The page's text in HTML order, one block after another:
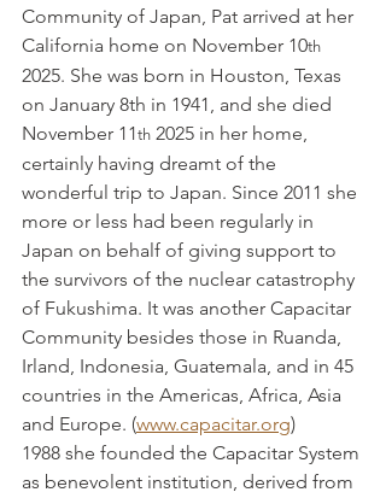
Community of Japan, Pat arrived at her
California home on November 10th
2025. She was born in Houston, Texas
on January 8th in 1941, and she died
November 11th 2025 in her home,
certainly having dreamt of the
wonderful trip to Japan. Since 2011 she
more or less had been regularly in
Japan on behalf of giving support to
the survivors of the nuclear catastrophy
of Fukushima. It was another Capacitar
Community besides those in Ruanda,
Irland, Indonesia, Guatemala, and in 45
countries in the Americas, Africa, Asia
and Europe. (www.capacitar.org)
1988 she founded the Capacitar System
as benevolent institution, derived from